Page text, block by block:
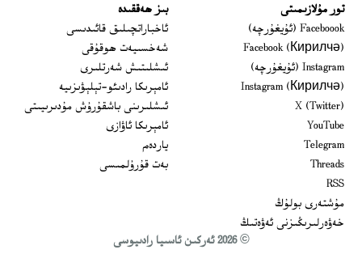
تور مۇلازىمىتى
Faceboook (ئۇيغۇرچە)
Opens in new window
Facebook (Кирилчә)
Opens in new window
Instagram (ئۇيغۇرچە)
Opens in new window
Instagram (Кирилчә)
Opens in new window
X (Twitter)
YouTube
Telegram
Threads
RSS
مۇشتەرى بولۇڭ
خەۋەرلىرىڭىزنى ئەۋەتىڭ
بىز ھەققىدە
ئاخباراتچىلىق قائىدىسى
شەخسىيەت ھوقۇقى
ئىشلىتىش شەرتلىرى
ئامېرىكا رادىئو-تېلېۋىزىيە
ئىشلىرىنى باشقۇرۇش مۇدىرىيىتى
ئامېرىكا ئاۋازى
ياردەم
بەت قۇرۇلمىسى
© 2026 ئەركىن ئاسىيا رادىيوسى